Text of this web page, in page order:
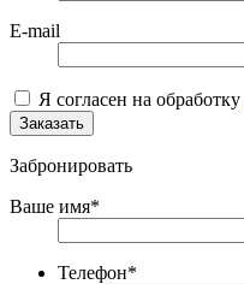
E-mail
Я согласен на обработку
Заказать
Забронировать
Ваше имя*
Телефон*